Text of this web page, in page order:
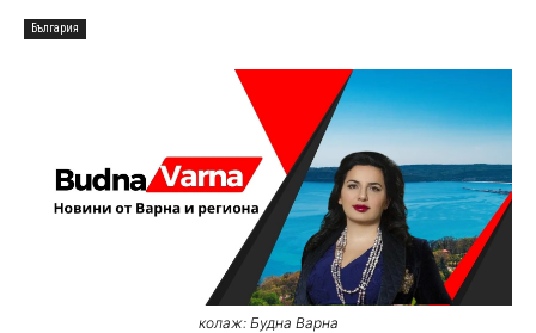
България
колаж: Будна Варна